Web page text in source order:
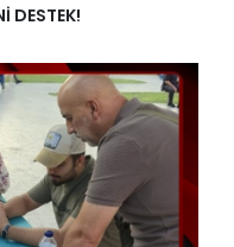
DESTEK!